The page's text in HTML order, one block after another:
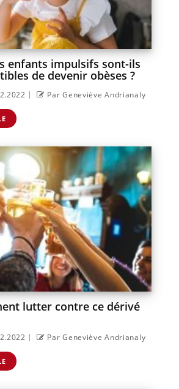
enfants impulsifs sont-ils
de devenir obèses ?
| Par Geneviève Andrianaly
lutter contre ce dérivé
| Par Geneviève Andrianaly